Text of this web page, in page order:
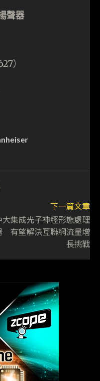
聲器
）
下一篇文章
大集成光子神經形態處理
有望解決互聯網流量增
長挑戰